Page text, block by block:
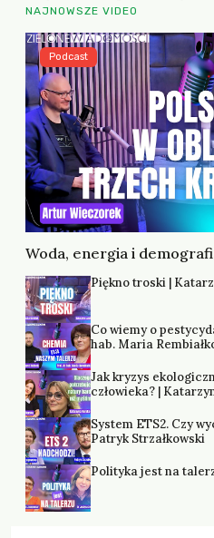
NAJNOWSZE VIDEO
Woda, energia i
Podcast
Piękno troski |
Co wiemy o
hab. Maria
Jak kryzys
człowieka? |
System ETS2. Czy
Patryk Strzałkowski
Polityka jest na